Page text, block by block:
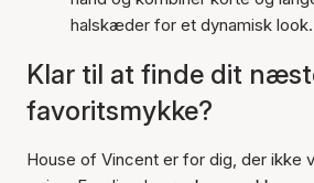
halskæder for et dynamisk look.
Klar til at finde dit
favoritsmykke?
House of Vincent er for dig, der ikke